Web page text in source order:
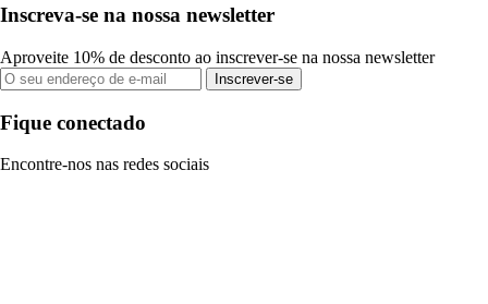
Inscreva-se na nossa newsletter
Aproveite 10% de desconto ao inscrever-se na nossa newsletter
Inscrever-se
Fique conectado
Encontre-nos nas redes sociais